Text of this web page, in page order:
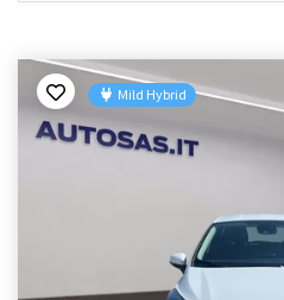
Mild Hybrid